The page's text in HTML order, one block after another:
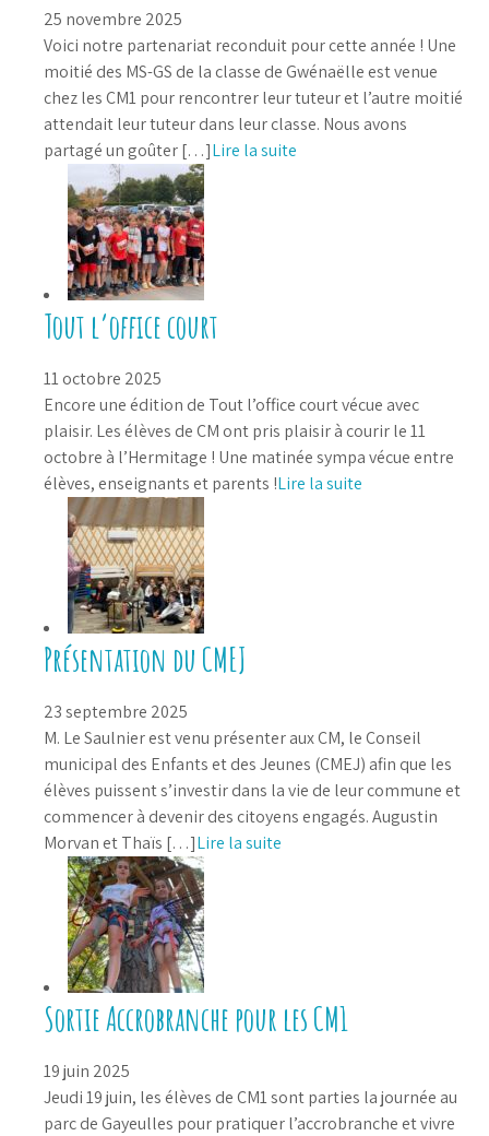
25 novembre 2025
Voici notre partenariat reconduit pour cette année ! Une
moitié des MS-GS de la classe de Gwénaëlle est venue
chez les CM1 pour rencontrer leur tuteur et l’autre moitié
attendait leur tuteur dans leur classe. Nous avons
partagé un goûter […]Lire la suite
Tout l’office court
11 octobre 2025
Encore une édition de Tout l’office court vécue avec
plaisir. Les élèves de CM ont pris plaisir à courir le 11
octobre à l’Hermitage ! Une matinée sympa vécue entre
élèves, enseignants et parents !Lire la suite
Présentation du CMEJ
23 septembre 2025
M. Le Saulnier est venu présenter aux CM, le Conseil
municipal des Enfants et des Jeunes (CMEJ) afin que les
élèves puissent s’investir dans la vie de leur commune et
commencer à devenir des citoyens engagés. Augustin
Morvan et Thaïs […]Lire la suite
Sortie Accrobranche pour les CM1
19 juin 2025
Jeudi 19 juin, les élèves de CM1 sont parties la journée au
parc de Gayeulles pour pratiquer l’accrobranche et vivre